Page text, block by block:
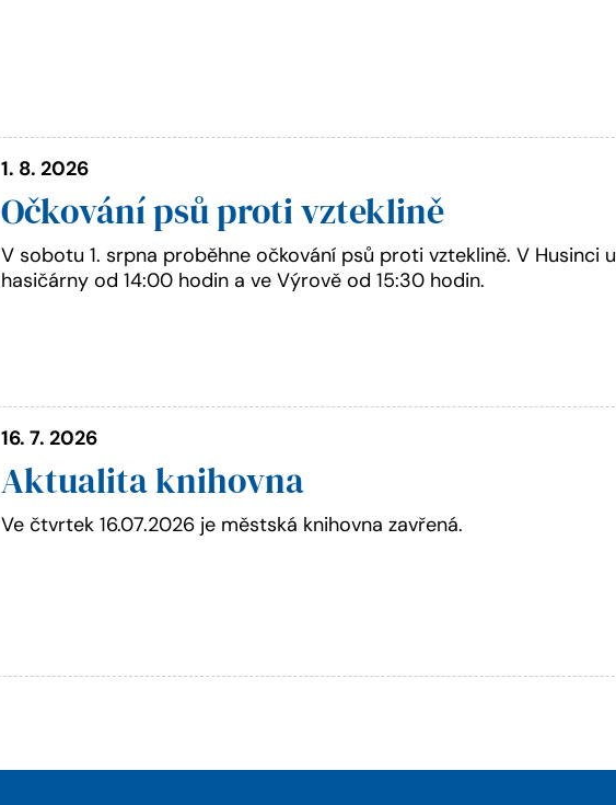
1. 8. 2026
Očkování psů proti vzteklině
V sobotu 1. srpna proběhne očkování psů proti vzteklině. V Husinci u
hasičárny od 14:00 hodin a ve Výrově od 15:30 hodin.
16. 7. 2026
Aktualita knihovna
Ve čtvrtek 16.07.2026 je městská knihovna zavřená.